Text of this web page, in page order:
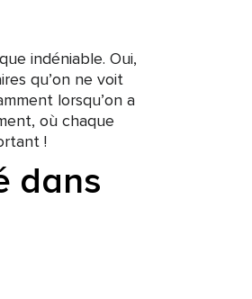
indéniable. Oui,
qu’on ne voit
lorsqu’on a
où chaque
!
dans